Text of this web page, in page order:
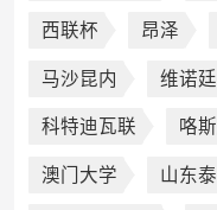
西联杯 昂泽
马沙昆内 维诺
科特迪瓦联 咯
澳门大学 山东